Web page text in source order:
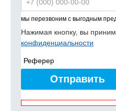
мы перезвоним с выгодным
Нажимая кнопку, вы
конфиденциальности
Реферер
Отправить